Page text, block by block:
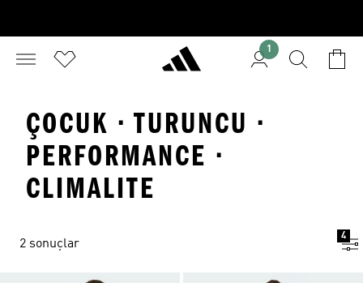
1
ÇOCUK · TURUNCU ·
PERFORMANCE ·
CLIMALITE
2 sonuçlar
4